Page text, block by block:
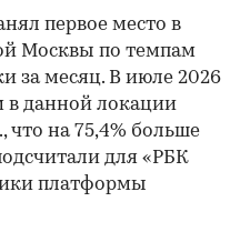
первое место в
Москвы по темпам
за месяц. В июле 2026
в данной локации
что на 75,4% больше
для «РБК
платформы